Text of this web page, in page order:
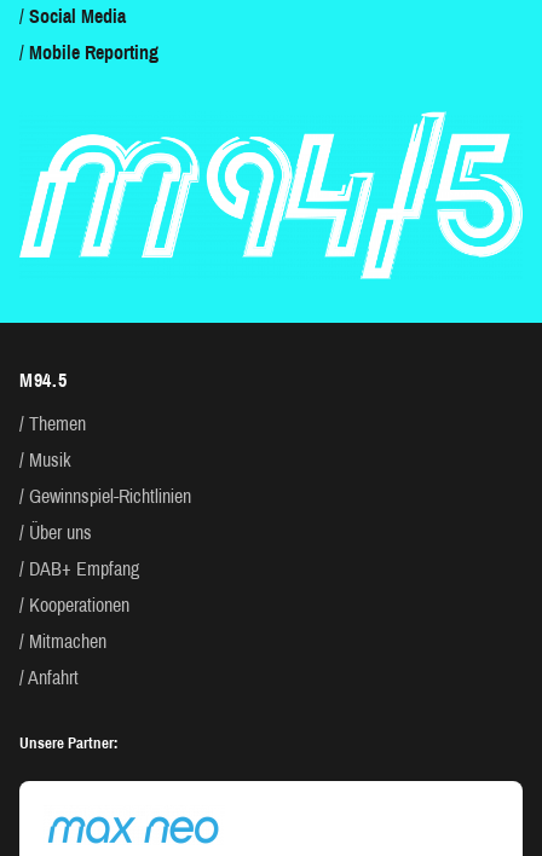
Social Media
Mobile Reporting
M94.5
Themen
Musik
Gewinnspiel-Richtlinien
Über uns
DAB+ Empfang
Kooperationen
Mitmachen
Anfahrt
Unsere Partner: